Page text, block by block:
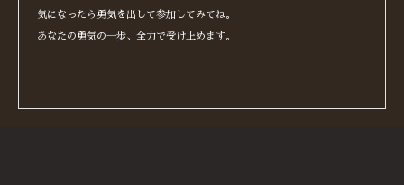
気になったら勇気を出して参加してみてね。
あなたの勇気の一歩、全力で受け止めます。